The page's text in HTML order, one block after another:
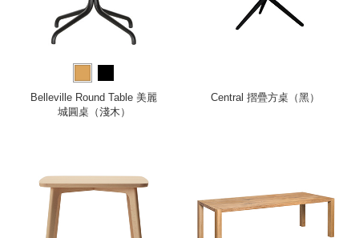
Belleville Round Table 美麗
城圓桌（淺木）
Central 摺疊方桌（黑）